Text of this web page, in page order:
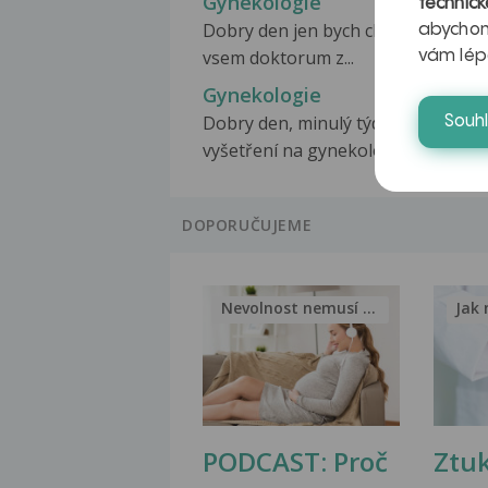
Dobry den jen bych chtela
vsem doktorum z...
Gynekologie
Dobry den, minulý týden jsem byla
vyšetření na gynekologii....
DOPORUČUJEME
PODCAST: Proč
Nevolnost nemusí být nutnou... Jak
vám